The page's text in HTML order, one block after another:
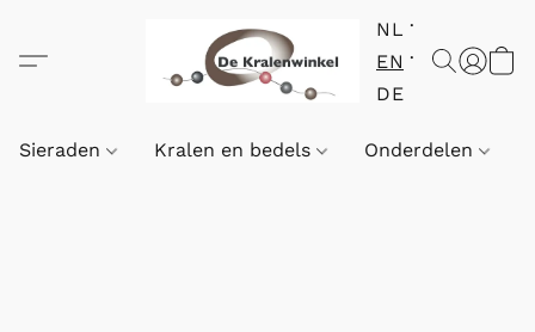
NL
EN
DE
Sieraden Kralen en bedels Onderdelen